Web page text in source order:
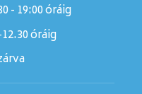
- 19:00 óráig
óráig